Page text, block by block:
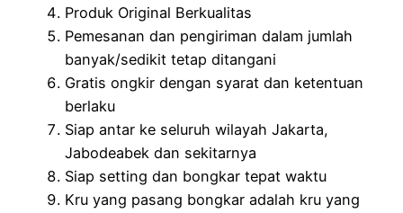
Produk Original Berkualitas
Pemesanan dan pengiriman dalam jumlah
banyak/sedikit tetap ditangani
Gratis ongkir dengan syarat dan ketentuan
berlaku
Siap antar ke seluruh wilayah Jakarta,
Jabodeabek dan sekitarnya
Siap setting dan bongkar tepat waktu
Kru yang pasang bongkar adalah kru yang